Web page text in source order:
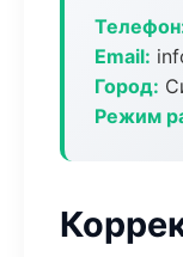
Email:
Город:
Режим